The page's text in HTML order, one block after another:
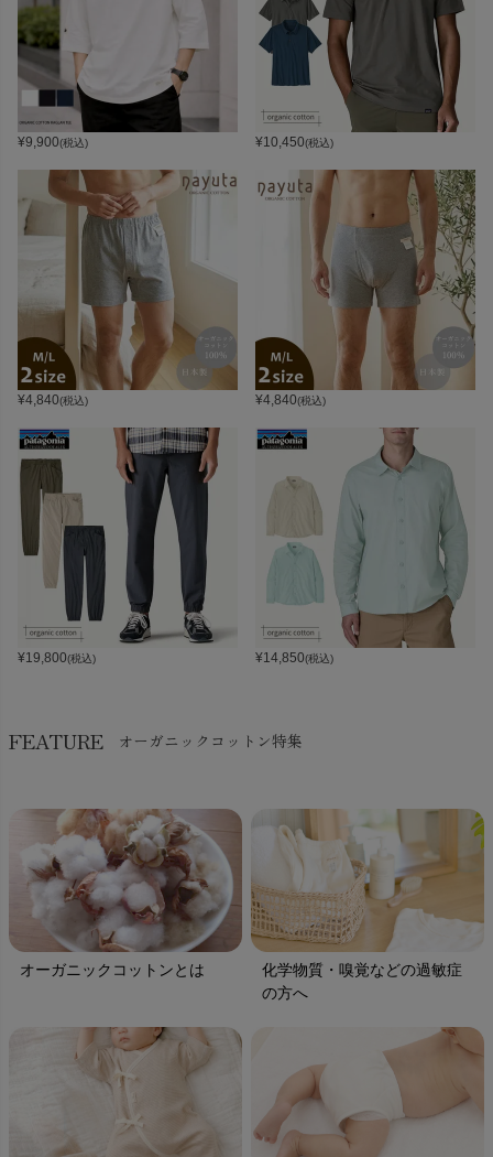
¥9,900(税込) ¥10,450(税込)
¥4,840(税込) ¥4,840(税込)
¥19,800(税込) ¥14,850(税込)
FEATURE オーガニックコットン特集
オーガニックコットンとは
化学物質・嗅覚などの過敏症
の方へ